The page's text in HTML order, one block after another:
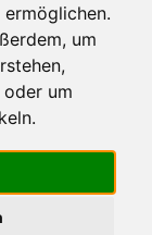
um
um